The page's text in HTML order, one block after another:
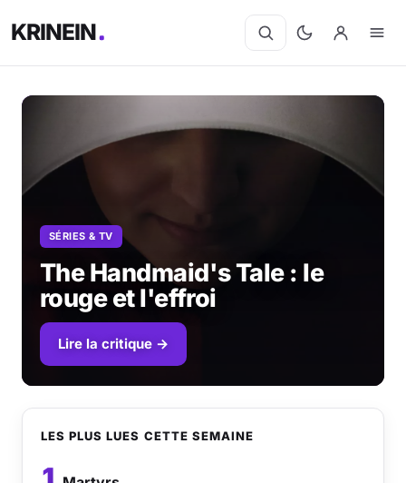
KRINEIN
SÉRIES & TV
The Handmaid's Tale : le
rouge et l'effroi
Lire la critique →
LES PLUS LUES CETTE SEMAINE